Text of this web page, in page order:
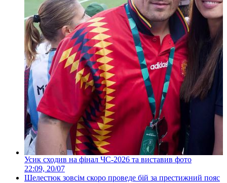
Усик сходив на фінал ЧС-2026 та виставив фото
22:09, 20/07
Шелестюк зовсім скоро проведе бій за престижний пояс